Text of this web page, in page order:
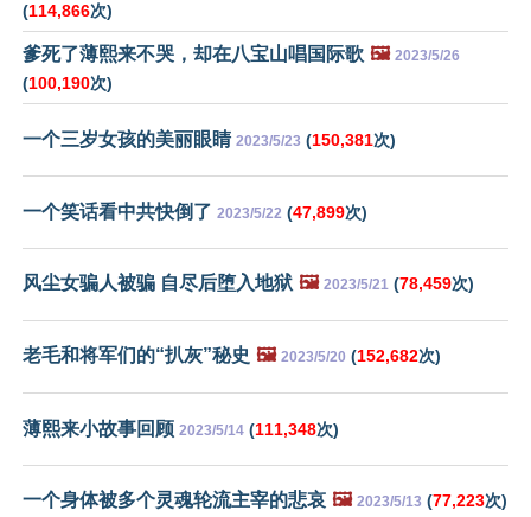
(114,866次)
爹死了薄熙来不哭，却在八宝山唱国际歌 🖼️ 2023/5/26
(100,190次)
一个三岁女孩的美丽眼睛 2023/5/23 (150,381次)
一个笑话看中共快倒了 2023/5/22 (47,899次)
风尘女骗人被骗 自尽后堕入地狱 🖼️ 2023/5/21 (78,459次)
老毛和将军们的“扒灰”秘史 🖼️ 2023/5/20 (152,682次)
薄熙来小故事回顾 2023/5/14 (111,348次)
一个身体被多个灵魂轮流主宰的悲哀 🖼️ 2023/5/13 (77,223次)